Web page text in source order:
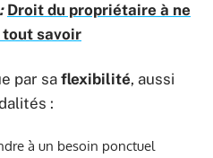
Droit du propriétaire à ne
tout savoir
par sa flexibilité, aussi
:
à un besoin ponctuel